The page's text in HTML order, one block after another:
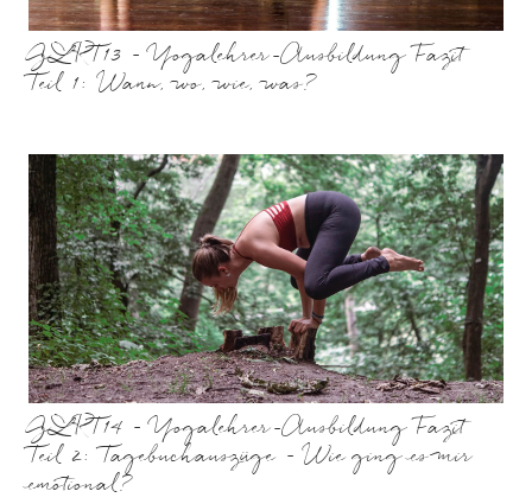
GLRT13 – Yogalehrer-Ausbildung Fazit
Teil 1: Wann, wo, wie, was?
GLRT14 – Yogalehrer-Ausbildung Fazit
Teil 2: Tagebuchauszüge – Wie ging es mir
emotional?